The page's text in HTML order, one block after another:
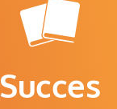
Succes